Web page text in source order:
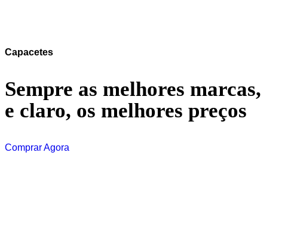
Capacetes
Sempre as melhores marcas,
e claro, os melhores preços
Comprar Agora